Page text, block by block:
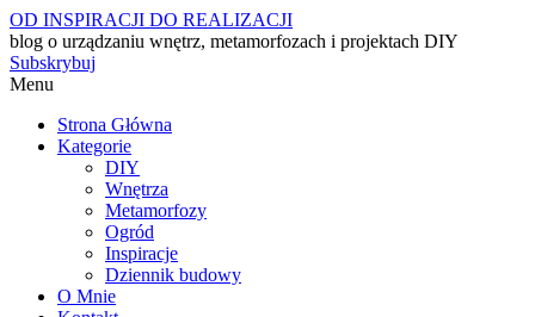
OD INSPIRACJI DO REALIZACJI
blog o urządzaniu wnętrz, metamorfozach i projektach DIY
Subskrybuj
Menu
Strona Główna
Kategorie
DIY
Wnętrza
Metamorfozy
Ogród
Inspiracje
Dziennik budowy
O Mnie